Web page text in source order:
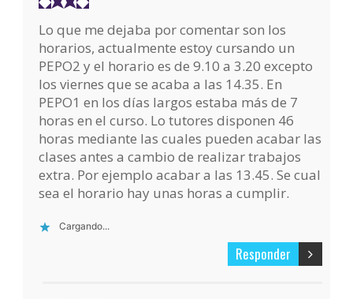
Lo que me dejaba por comentar son los
horarios, actualmente estoy cursando un
PEPO2 y el horario es de 9.10 a 3.20 excepto
los viernes que se acaba a las 14.35. En
PEPO1 en los días largos estaba más de 7
horas en el curso. Lo tutores disponen 46
horas mediante las cuales pueden acabar las
clases antes a cambio de realizar trabajos
extra. Por ejemplo acabar a las 13.45. Se cual
sea el horario hay unas horas a cumplir.
Cargando...
Responder